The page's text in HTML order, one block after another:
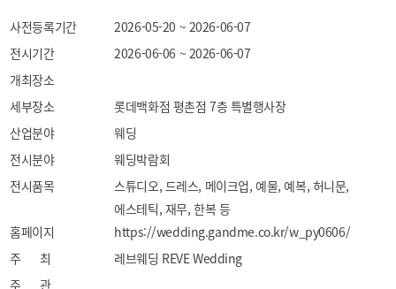
사전등록기간
2026-05-20 ~ 2026-06-07
전시기간
2026-06-06 ~ 2026-06-07
개최장소
세부장소
롯데백화점 평촌점 7층 특별행사장
산업분야
웨딩
전시분야
웨딩박람회
전시품목
스튜디오, 드레스, 메이크업, 예물, 예복, 허니문,
에스테틱, 재무, 한복 등
홈페이지
https://wedding.gandme.co.kr/w_py0606/
주 최
레브웨딩 REVE Wedding
주 관